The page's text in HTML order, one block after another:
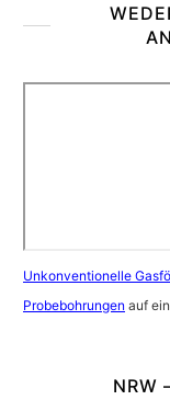
Unkonventionelle
Probebohrungen auf
NRW